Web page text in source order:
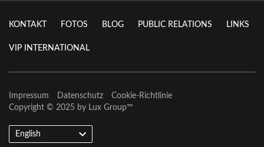
KONTAKT FOTOS BLOG PUBLIC RELATIONS LINKS
VIP INTERNATIONAL
Impressum Datenschutz
Cookie-Richtlinie
Copyright © 2025 by Lux Group™
English